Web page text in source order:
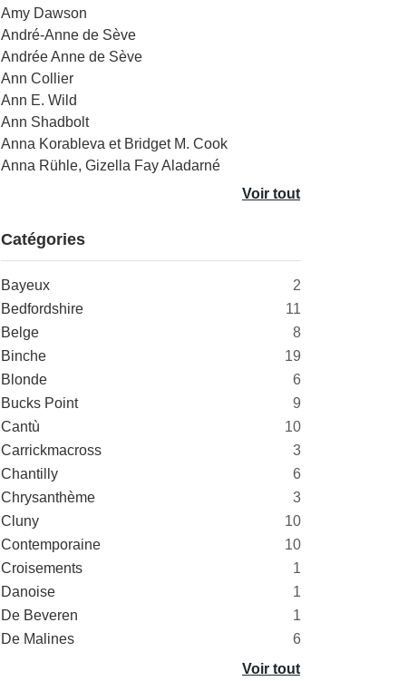
Amy Dawson
André-Anne de Sève
Andrée Anne de Sève
Ann Collier
Ann E. Wild
Ann Shadbolt
Anna Korableva et Bridget M. Cook
Anna Rühle, Gizella Fay Aladarné
Voir tout
Catégories
Bayeux
2
Bedfordshire
11
Belge
8
Binche
19
Blonde
6
Bucks Point
9
Cantù
10
Carrickmacross
3
Chantilly
6
Chrysanthème
3
Cluny
10
Contemporaine
10
Croisements
1
Danoise
1
De Beveren
1
De Malines
6
Voir tout